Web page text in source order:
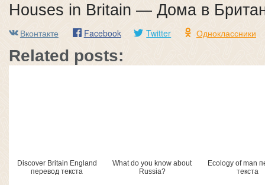
Houses in Britain — Дома в
Вконтакте Facebook Twitter Одноклассники
Related posts:
Discover Britain England
перевод текста
What do you know about
Russia?
Ecology of man
текста